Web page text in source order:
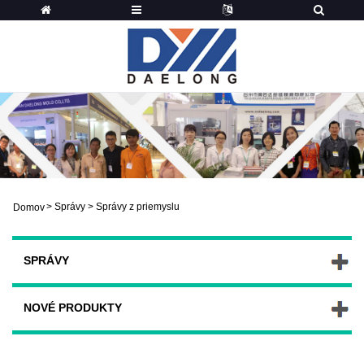
Domov> Správy > Správy z priemyslu
SPRÁVY
NOVÉ PRODUKTY